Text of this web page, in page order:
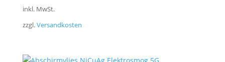
inkl. MwSt.
zzgl.Versandkosten